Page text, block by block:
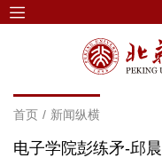
首页 / 新闻纵横
电子学院彭练矛-邱